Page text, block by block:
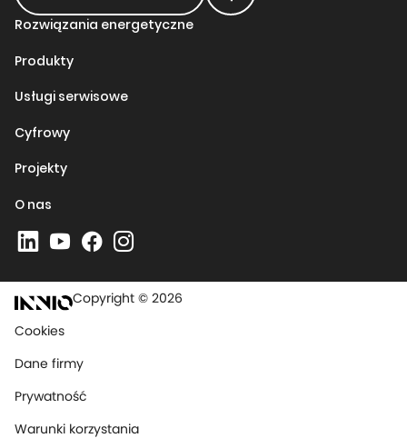
Rozwiązania energetyczne
Produkty
Usługi serwisowe
Cyfrowy
Projekty
O nas
Copyright © 2026
Cookies
Dane firmy
Prywatność
Warunki korzystania